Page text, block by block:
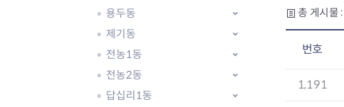
AI 사업 등록 관리제
동대문구 AI 사업 현황
지리교통소식
문화체육소식
용두동
제기동
전농1동
전농2동
답십리1동
총 게시물 :
번호
1,191